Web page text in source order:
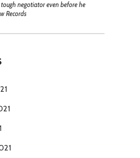
negotiator even before he
Records